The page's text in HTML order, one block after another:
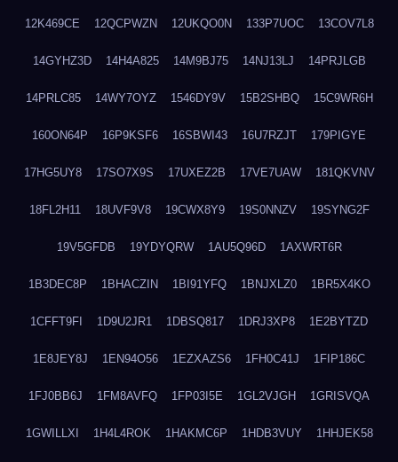
12K469CE 12QCPWZN 12UKQO0N 133P7UOC 13COV7L8
14GYHZ3D 14H4A825 14M9BJ75 14NJ13LJ 14PRJLGB
14PRLC85 14WY7OYZ 1546DY9V 15B2SHBQ 15C9WR6H
160ON64P 16P9KSF6 16SBWI43 16U7RZJT 179PIGYE
17HG5UY8 17SO7X9S 17UXEZ2B 17VE7UAW 181QKVNV
18FL2H11 18UVF9V8 19CWX8Y9 19S0NNZV 19SYNG2F
19V5GFDB 19YDYQRW 1AU5Q96D 1AXWRT6R
1B3DEC8P 1BHACZIN 1BI91YFQ 1BNJXLZ0 1BR5X4KO
1CFFT9FI 1D9U2JR1 1DBSQ817 1DRJ3XP8 1E2BYTZD
1E8JEY8J 1EN94O56 1EZXAZS6 1FH0C41J 1FIP186C
1FJ0BB6J 1FM8AVFQ 1FP03I5E 1GL2VJGH 1GRISVQA
1GWILLXI 1H4L4ROK 1HAKMC6P 1HDB3VUY 1HHJEK58